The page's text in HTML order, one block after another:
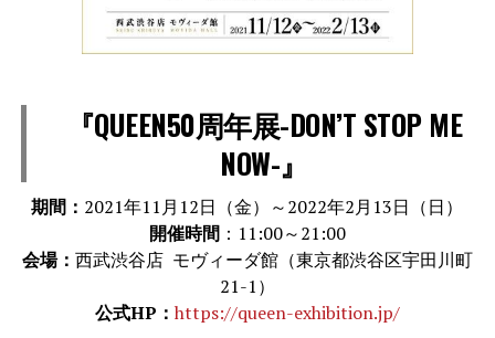
『QUEEN50周年展-DON’T STOP ME
NOW-』
期間： 2021年11月12日（金）～2022年2月13日（日）
開催時間：11:00～21:00
会場： 西武渋谷店 モヴィーダ館（東京都渋谷区宇田川町
21-1）
公式HP： https://queen-exhibition.jp/